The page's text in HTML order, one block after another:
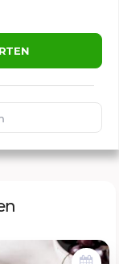
Speichern